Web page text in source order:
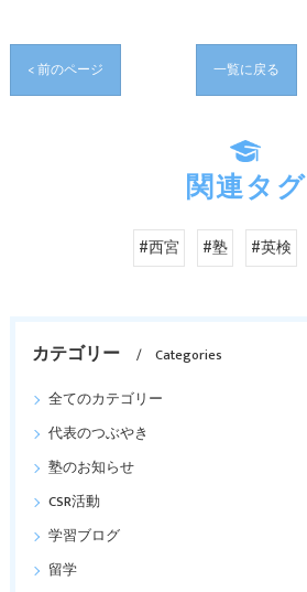
< 前のページ 一覧に戻る
関連タグ
#西宮 #塾 #英検
カテゴリー
Categories
全てのカテゴリー
代表のつぶやき
塾のお知らせ
CSR活動
学習ブログ
留学